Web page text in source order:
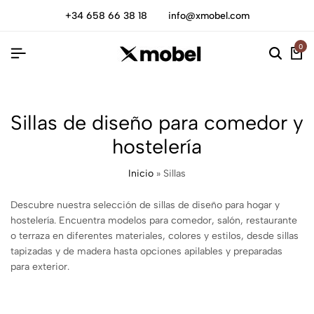
+34 658 66 38 18 info@xmobel.com
0
Sillas de diseño para comedor y
hostelería
Inicio » Sillas
Descubre nuestra selección de sillas de diseño para hogar y
hostelería. Encuentra modelos para comedor, salón, restaurante
o terraza en diferentes materiales, colores y estilos, desde sillas
tapizadas y de madera hasta opciones apilables y preparadas
para exterior.